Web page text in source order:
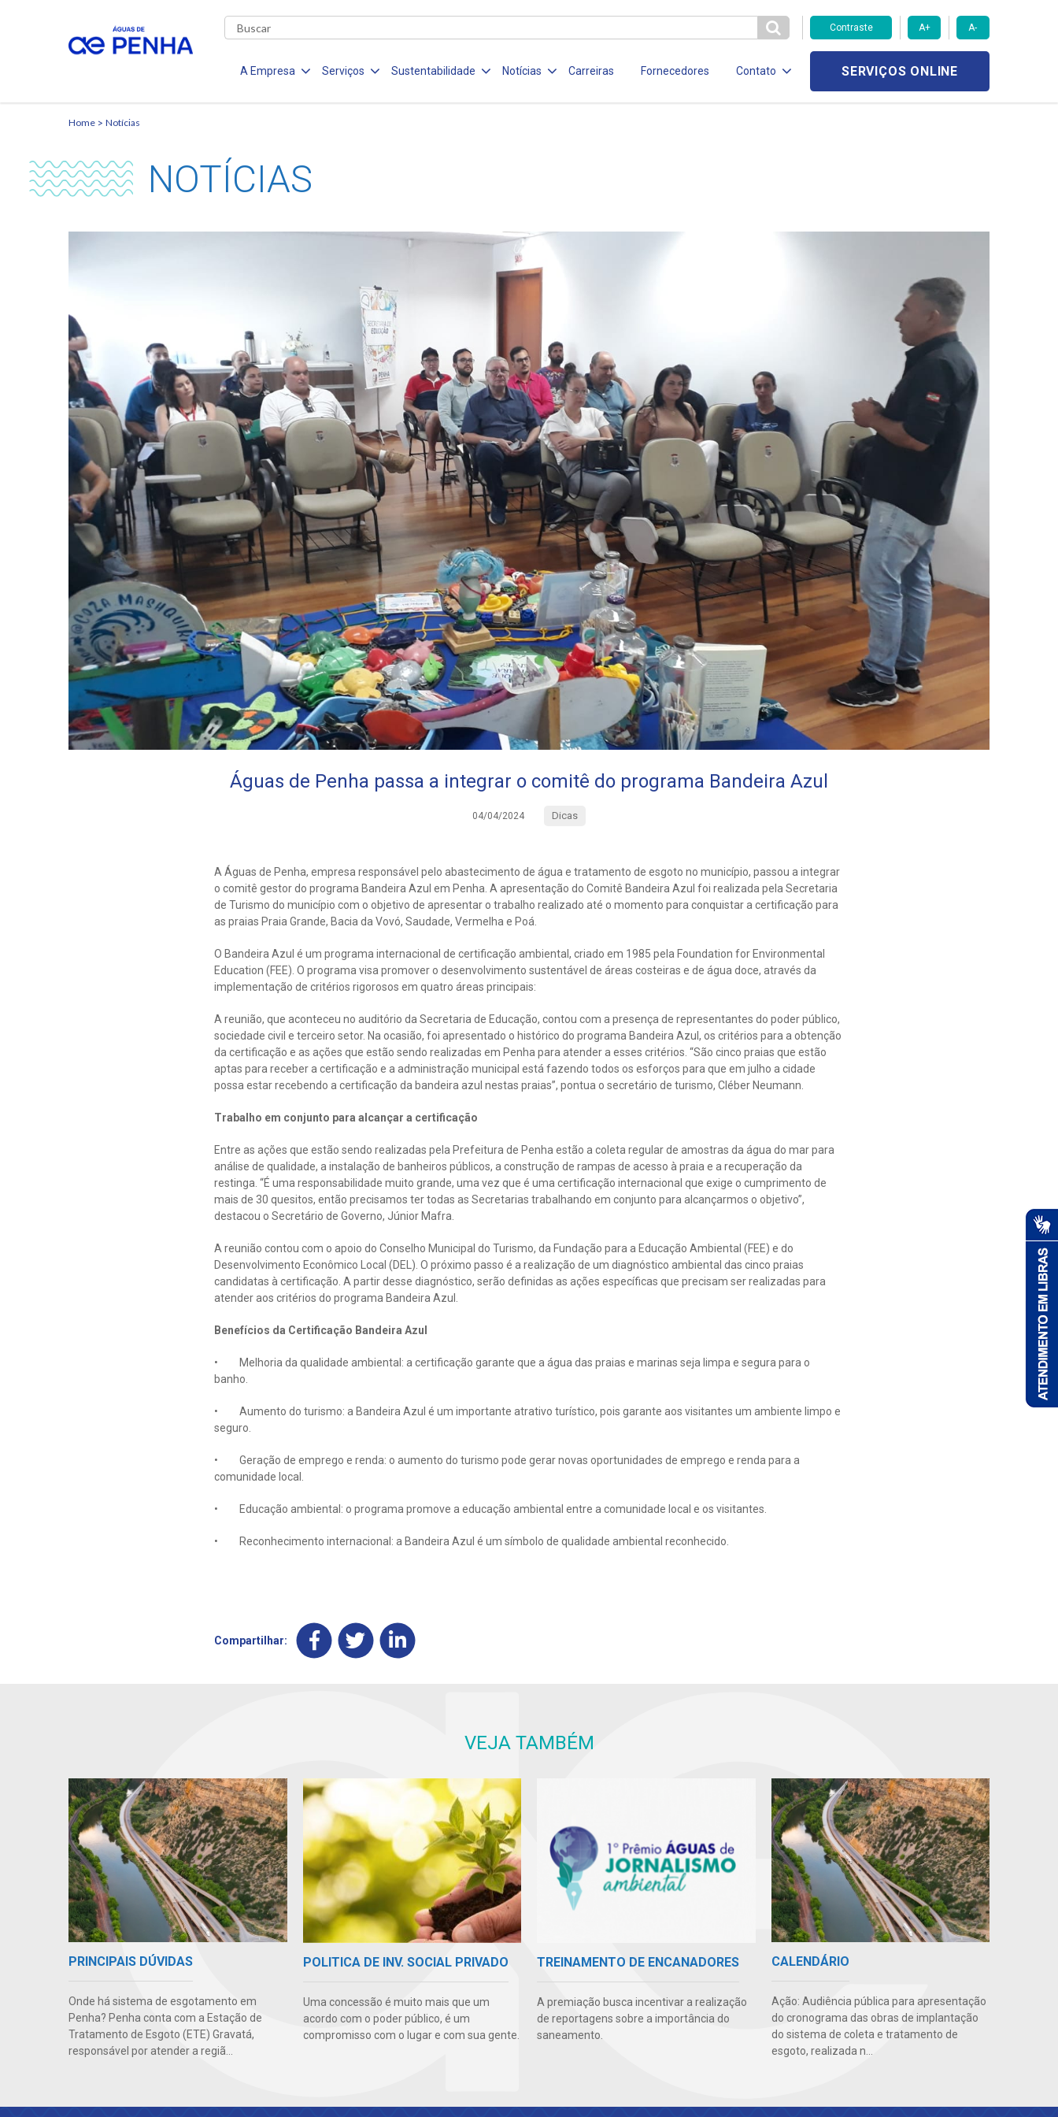
Contraste A+ A-
A Empresa Serviços Sustentabilidade Notícias Carreiras Fornecedores Contato SERVIÇOS ONLINE
Home Notícias
NOTÍCIAS
Águas de Penha passa a integrar o comitê do programa Bandeira Azul
04/04/2024 Dicas
A Águas de Penha, empresa responsável pelo abastecimento de água e tratamento de esgoto no município, passou a integrar
o comitê gestor do programa Bandeira Azul em Penha. A apresentação do Comitê Bandeira Azul foi realizada pela Secretaria
de Turismo do município com o objetivo de apresentar o trabalho realizado até o momento para conquistar a certificação para
as praias Praia Grande, Bacia da Vovó, Saudade, Vermelha e Poá.
O Bandeira Azul é um programa internacional de certificação ambiental, criado em 1985 pela Foundation for Environmental
Education (FEE). O programa visa promover o desenvolvimento sustentável de áreas costeiras e de água doce, através da
implementação de critérios rigorosos em quatro áreas principais:
A reunião, que aconteceu no auditório da Secretaria de Educação, contou com a presença de representantes do poder público,
sociedade civil e terceiro setor. Na ocasião, foi apresentado o histórico do programa Bandeira Azul, os critérios para a obtenção
da certificação e as ações que estão sendo realizadas em Penha para atender a esses critérios. “São cinco praias que estão
aptas para receber a certificação e a administração municipal está fazendo todos os esforços para que em julho a cidade
possa estar recebendo a certificação da bandeira azul nestas praias”, pontua o secretário de turismo, Cléber Neumann.
Trabalho em conjunto para alcançar a certificação
Entre as ações que estão sendo realizadas pela Prefeitura de Penha estão a coleta regular de amostras da água do mar para
análise de qualidade, a instalação de banheiros públicos, a construção de rampas de acesso à praia e a recuperação da
restinga. “É uma responsabilidade muito grande, uma vez que é uma certificação internacional que exige o cumprimento de
mais de 30 quesitos, então precisamos ter todas as Secretarias trabalhando em conjunto para alcançarmos o objetivo”,
destacou o Secretário de Governo, Júnior Mafra.
A reunião contou com o apoio do Conselho Municipal do Turismo, da Fundação para a Educação Ambiental (FEE) e do
Desenvolvimento Econômico Local (DEL). O próximo passo é a realização de um diagnóstico ambiental das cinco praias
candidatas à certificação. A partir desse diagnóstico, serão definidas as ações específicas que precisam ser realizadas para
atender aos critérios do programa Bandeira Azul.
Benefícios da Certificação Bandeira Azul
• Melhoria da qualidade ambiental: a certificação garante que a água das praias e marinas seja limpa e segura para o
banho.
• Aumento do turismo: a Bandeira Azul é um importante atrativo turístico, pois garante aos visitantes um ambiente limpo e
seguro.
• Geração de emprego e renda: o aumento do turismo pode gerar novas oportunidades de emprego e renda para a
comunidade local.
• Educação ambiental: o programa promove a educação ambiental entre a comunidade local e os visitantes.
• Reconhecimento internacional: a Bandeira Azul é um símbolo de qualidade ambiental reconhecido.
Compartilhar:
VEJA TAMBÉM
PRINCIPAIS DÚVIDAS
Onde há sistema de esgotamento em
Penha? Penha conta com a Estação de
Tratamento de Esgoto (ETE) Gravatá,
responsável por atender a regiã...
POLITICA DE INV. SOCIAL PRIVADO
Uma concessão é muito mais que um
acordo com o poder público, é um
compromisso com o lugar e com sua gente.
TREINAMENTO DE ENCANADORES
A premiação busca incentivar a realização
de reportagens sobre a importância do
saneamento.
CALENDÁRIO
Ação: Audiência pública para apresentação
do cronograma das obras de implantação
do sistema de coleta e tratamento de
esgoto, realizada n...